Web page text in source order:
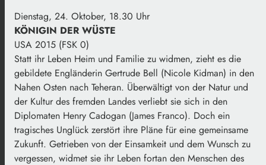
Dienstag, 24. Oktober, 18.30 Uhr
KÖNIGIN DER WÜSTE
USA 2015 (FSK 0)
Statt ihr Leben Heim und Familie zu widmen, zieht es die
gebildete Engländerin Gertrude Bell (Nicole Kidman) in den
Nahen Osten nach Teheran. Überwältigt von der Natur und
der Kultur des fremden Landes verliebt sie sich in den
Diplomaten Henry Cadogan (James Franco). Doch ein
tragisches Unglück zerstört ihre Pläne für eine gemeinsame
Zukunft. Getrieben von der Einsamkeit und dem Wunsch zu
vergessen, widmet sie ihr Leben fortan den Menschen des